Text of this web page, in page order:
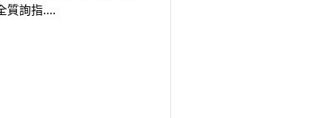
質詢指....